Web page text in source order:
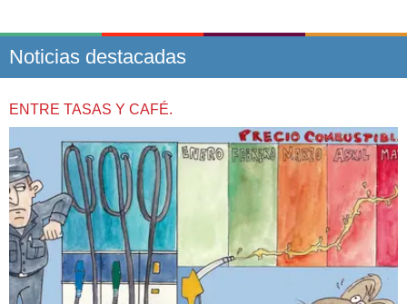
Noticias destacadas
ENTRE TASAS Y CAFÉ.